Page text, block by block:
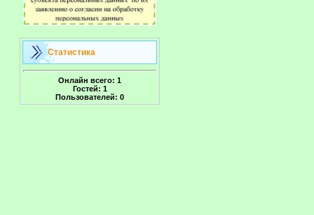
Статистика
Онлайн всего: 1
Гостей: 1
Пользователей: 0